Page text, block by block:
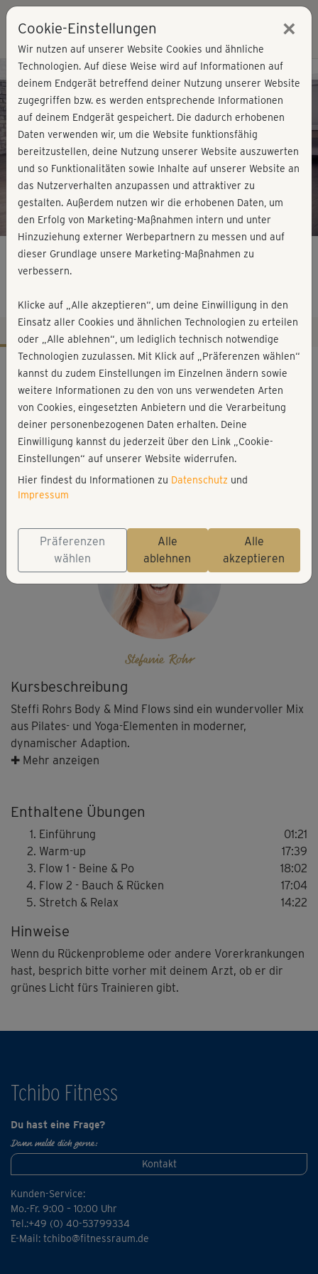
Play
Video
Kursvorschau - Jetzt mitmachen!
Pilates & Yoga Mix – Alle Flows
Kursbeschreibung
Steffi Rohrs Body & Mind Flows sind ein wundervoller Mix
aus Pilates- und Yoga-Elementen in moderner,
dynamischer Adaption.
Beweglichkeit und Kraftausdauer!
Dazu zeigen dir Steffi und Regina, wie du die Übungen im
Einklang mit deinem Atem ausführst. Die bewusste
Atmung hilft dir dabei, Body & Mind in Einklang zu
bringen und ganz in den Flow einzutauchen.
Wenn du schon ein wenig trainierter bist oder Erfahrung
mit dieser Art von Workout hast, kannst du gerne die
fortgeschritteneren Übungsausführungen mit Steffi
mitmachen. Die leichtere Übungsvarianten zeigt dir
✚ Mehr anzeigen
Enthaltene Übungen
Einführung
01:21
Warm-up
17:39
Flow 1 - Beine & Po
18:02
Flow 2 - Bauch & Rücken
17:04
Stretch & Relax
14:22
Hinweise
Wenn du Rückenprobleme oder andere Vorerkrankungen
hast, besprich bitte vorher mit deinem Arzt, ob er dir
grünes Licht fürs Trainieren gibt.
Workout-Facts
leicht
69 Min
218 kcal
Stefanie Rohr
(Yoga-)Matte, kleines Kissen, dickes Buch oder
Yogaklotz (bei Bedarf)
Stefanie Rohr
Tchibo Fitness
Du hast eine Frage?
Dann melde dich gerne:
Kontakt
Kunden-Service:
Mo.-Fr. 9:00 – 10:00 Uhr
Tel.:+49 (0) 40-53799334
E-Mail: tchibo@fitnessraum.de
Cookie-Einstellungen ×
Wir nutzen auf unserer Website Cookies und ähnliche
Technologien. Auf diese Weise wird auf Informationen auf
deinem Endgerät betreffend deiner Nutzung unserer Website
zugegriffen bzw. es werden entsprechende Informationen
auf deinem Endgerät gespeichert. Die dadurch erhobenen
Daten verwenden wir, um die Website funktionsfähig
bereitzustellen, deine Nutzung unserer Website auszuwerten
und so Funktionalitäten sowie Inhalte auf unserer Website an
das Nutzerverhalten anzupassen und attraktiver zu
gestalten. Außerdem nutzen wir die erhobenen Daten, um
den Erfolg von Marketing-Maßnahmen intern und unter
Hinzuziehung externer Werbepartnern zu messen und auf
dieser Grundlage unsere Marketing-Maßnahmen zu
verbessern.
Klicke auf „Alle akzeptieren“, um deine Einwilligung in den
Einsatz aller Cookies und ähnlichen Technologien zu erteilen
oder „Alle ablehnen“, um lediglich technisch notwendige
Technologien zuzulassen. Mit Klick auf „Präferenzen wählen“
kannst du zudem Einstellungen im Einzelnen ändern sowie
weitere Informationen zu den von uns verwendeten Arten
von Cookies, eingesetzten Anbietern und die Verarbeitung
deiner personenbezogenen Daten erhalten. Deine
Einwilligung kannst du jederzeit über den Link „Cookie-
Einstellungen“ auf unserer Website widerrufen.
Hier findest du Informationen zu Datenschutz und
Impressum
Präferenzen
wählen
Alle
ablehnen
Alle
akzeptieren